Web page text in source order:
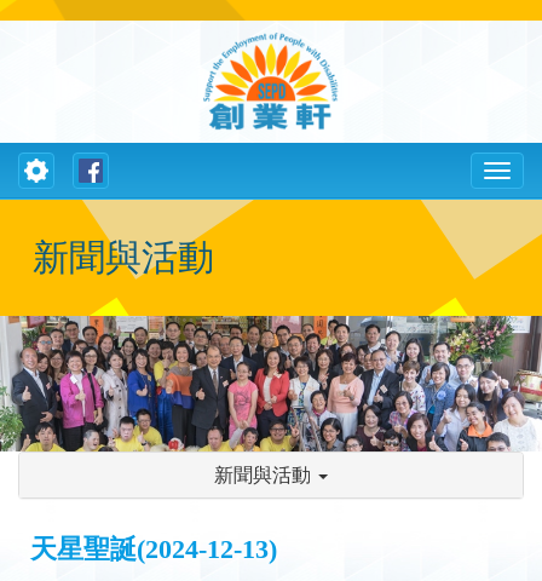
Toggle
Toggle
navigation
新聞與活動
新聞與活動
天星聖誕(2024-12-13)